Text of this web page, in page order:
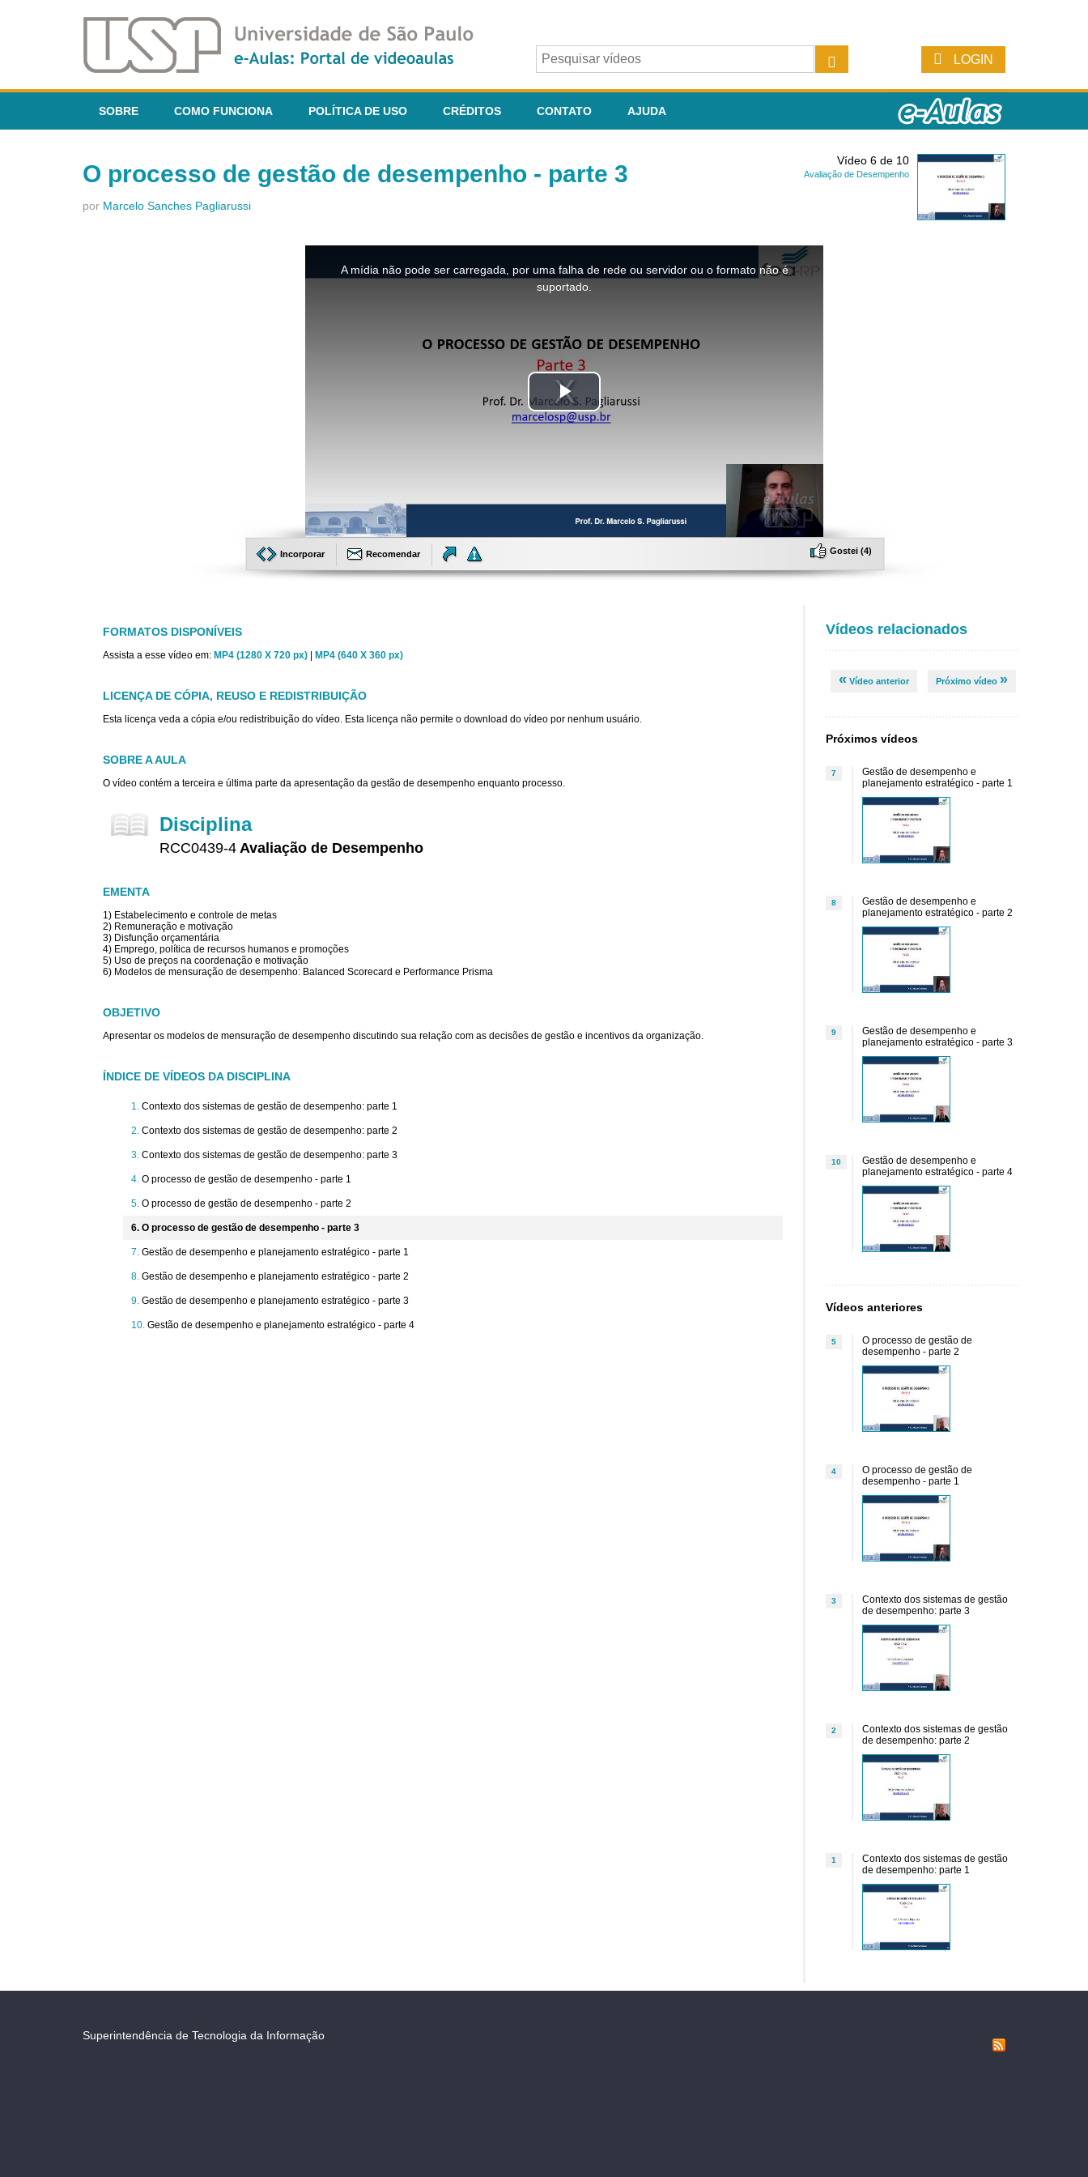
LOGIN
SOBRE COMO FUNCIONA POLÍTICA DE USO CRÉDITOS CONTATO AJUDA
Vídeo 6 de 10
Avaliação de Desempenho
O processo de gestão de desempenho - parte 3
por Marcelo Sanches Pagliarussi
Tocar
modal
A mídia não pode ser carregada, por uma falha de rede ou servidor ou o formato não é
suportado.
Incorporar Recomendar Gostei (4)
FORMATOS DISPONÍVEIS
Assista a esse vídeo em: MP4 (1280 X 720 px) MP4 (640 X 360 px)
LICENÇA DE CÓPIA, REUSO E REDISTRIBUIÇÃO
Esta licença veda a cópia e/ou redistribuição do vídeo. Esta licença não permite o download do vídeo por nenhum usuário.
SOBRE A AULA
O vídeo contém a terceira e última parte da apresentação da gestão de desempenho enquanto processo.
Disciplina
RCC0439-4 Avaliação de Desempenho
EMENTA
1) Estabelecimento e controle de metas
2) Remuneração e motivação
3) Disfunção orçamentária
4) Emprego, política de recursos humanos e promoções
5) Uso de preços na coordenação e motivação
6) Modelos de mensuração de desempenho: Balanced Scorecard e Performance Prisma
OBJETIVO
Apresentar os modelos de mensuração de desempenho discutindo sua relação com as decisões de gestão e incentivos da organização.
ÍNDICE DE VÍDEOS DA DISCIPLINA
Contexto dos sistemas de gestão de desempenho: parte 1
Contexto dos sistemas de gestão de desempenho: parte 2
Contexto dos sistemas de gestão de desempenho: parte 3
O processo de gestão de desempenho - parte 1
O processo de gestão de desempenho - parte 2
O processo de gestão de desempenho - parte 3
Gestão de desempenho e planejamento estratégico - parte 1
Gestão de desempenho e planejamento estratégico - parte 2
Gestão de desempenho e planejamento estratégico - parte 3
Gestão de desempenho e planejamento estratégico - parte 4
Vídeos relacionados
« Vídeo anterior Próximo vídeo »
Próximos vídeos
7
Gestão de desempenho e
planejamento estratégico - parte 1
8
Gestão de desempenho e
planejamento estratégico - parte 2
9
Gestão de desempenho e
planejamento estratégico - parte 3
10
Gestão de desempenho e
planejamento estratégico - parte 4
Vídeos anteriores
5
O processo de gestão de
desempenho - parte 2
4
O processo de gestão de
desempenho - parte 1
3
Contexto dos sistemas de gestão
de desempenho: parte 3
2
Contexto dos sistemas de gestão
de desempenho: parte 2
1
Contexto dos sistemas de gestão
de desempenho: parte 1
Superintendência de Tecnologia da Informação